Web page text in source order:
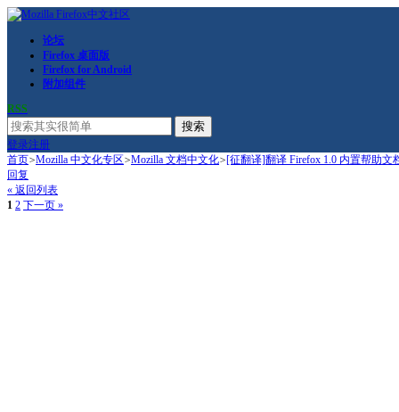
论坛
Firefox 桌面版
Firefox for Android
附加组件
RSS
搜索
登录注册
首页>Mozilla 中文化专区>Mozilla 文档中文化>[征翻译]翻译 Firefox 1.0 内置帮助文
回复
« 返回列表
1 2 下一页 »